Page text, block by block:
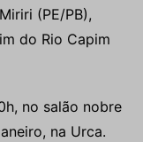
(PE/PB),
do Rio Capim
no salão nobre
, na Urca.